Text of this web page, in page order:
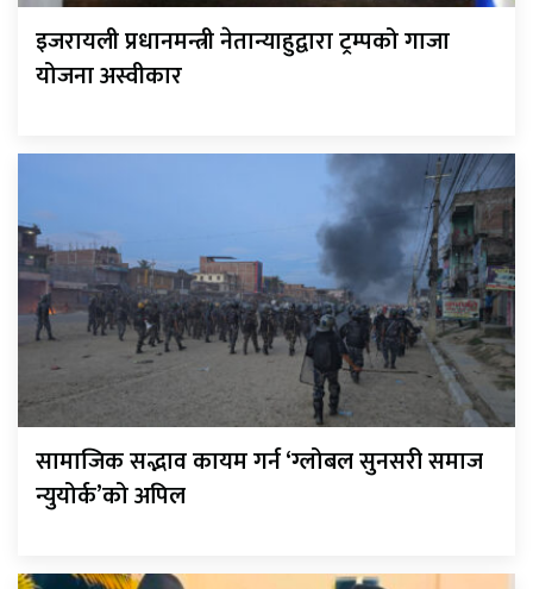
इजरायली प्रधानमन्त्री नेतान्याहुद्वारा ट्रम्पको गाजा
योजना अस्वीकार
सामाजिक सद्भाव कायम गर्न ‘ग्लोबल सुनसरी समाज
न्युयोर्क’को अपिल